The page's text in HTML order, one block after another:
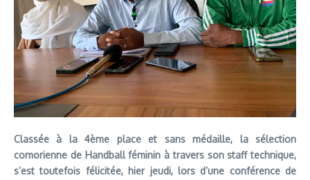
Classée à la 4ème place et sans médaille, la sélection
comorienne de Handball féminin à travers son staff technique,
s’est toutefois félicitée, hier jeudi, lors d’une conférence de